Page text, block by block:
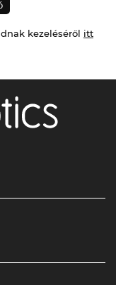
kezeléséről itt